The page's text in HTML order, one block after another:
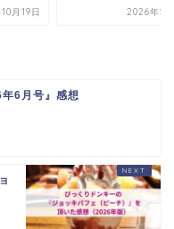
月19日 2026年5
年6月号』感想